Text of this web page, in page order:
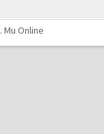
. Mu Online